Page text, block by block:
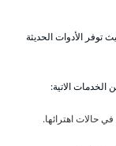
الأدوات الحديثة
الخدمات الاتية:
حالات اهترائها.